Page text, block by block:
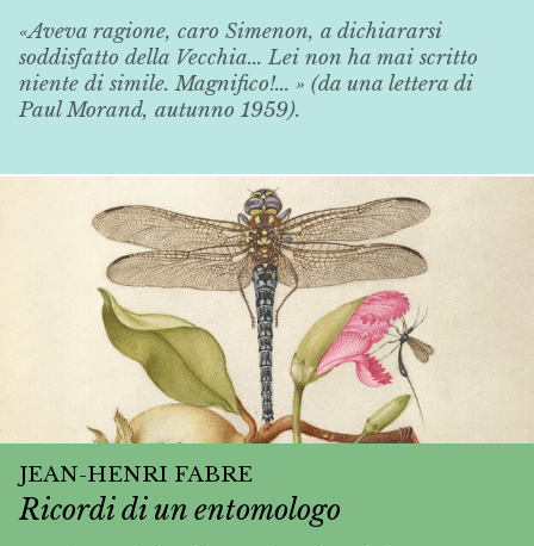
«Aveva ragione, caro Simenon, a dichiararsi
soddisfatto della Vecchia... Lei non ha mai scritto
niente di simile. Magnifico!... » (da una lettera di
Paul Morand, autunno 1959).
JEAN-HENRI FABRE
Ricordi di un entomologo